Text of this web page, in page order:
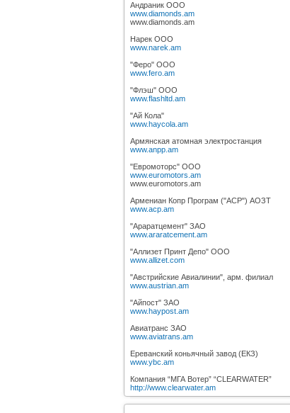
Андраник ООО
www.diamonds.am
www.diamonds.am
Нарек ООО
www.narek.am
"Феро" ООО
www.fero.am
"Флэш" ООО
www.flashltd.am
"Ай Кола"
www.haycola.am
Армянская атомная электростанция
www.anpp.am
"Евромоторс" ООО
www.euromotors.am
www.euromotors.am
Армениан Копр Програм ("ACP") АОЗТ
www.acp.am
"Араратцемент" ЗАО
www.araratcement.am
"Аллизет Принт Депо" ООО
www.allizet.com
"Австрийские Авиалинии", арм. филиал
www.austrian.am
"Айпост" ЗАО
www.haypost.am
Авиатранс ЗАО
www.aviatrans.am
Ереванский коньячный завод (ЕКЗ)
www.ybc.am
Компания “МГА Вотер” “CLEARWATER”
http://www.clearwater.am